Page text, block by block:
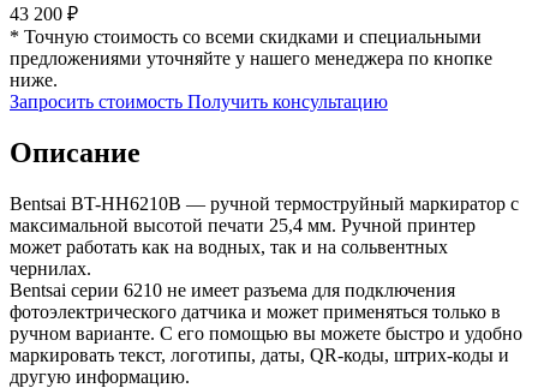
43 200 ₽
* Точную стоимость со всеми скидками и специальными
предложениями уточняйте у нашего менеджера по кнопке
ниже.
Запросить стоимость Получить консультацию
Описание
Bentsai BT-HH6210B — ручной термоструйный маркиратор с
максимальной высотой печати 25,4 мм. Ручной принтер
может работать как на водных, так и на сольвентных
чернилах.
Bentsai серии 6210 не имеет разъема для подключения
фотоэлектрического датчика и может применяться только в
ручном варианте. С его помощью вы можете быстро и удобно
маркировать текст, логотипы, даты, QR-коды, штрих-коды и
другую информацию.